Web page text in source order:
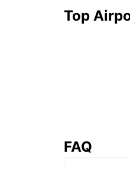
Top
FAQ